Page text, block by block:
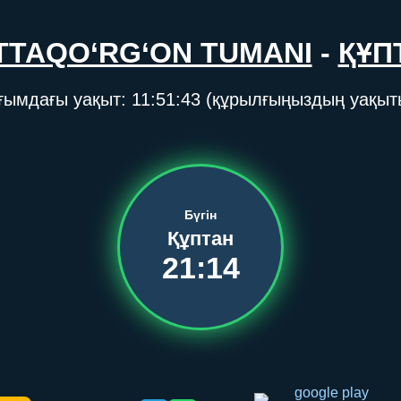
TUMANI -
уақыт: 11:51:43(құрылғыңыздың
Бүгін
Құптан
21:14